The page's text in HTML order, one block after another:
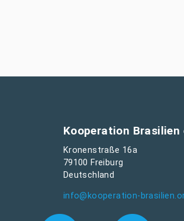
Kooperation Brasilien
Kronenstraße 16a
79100 Freiburg
Deutschland
info@kooperation-